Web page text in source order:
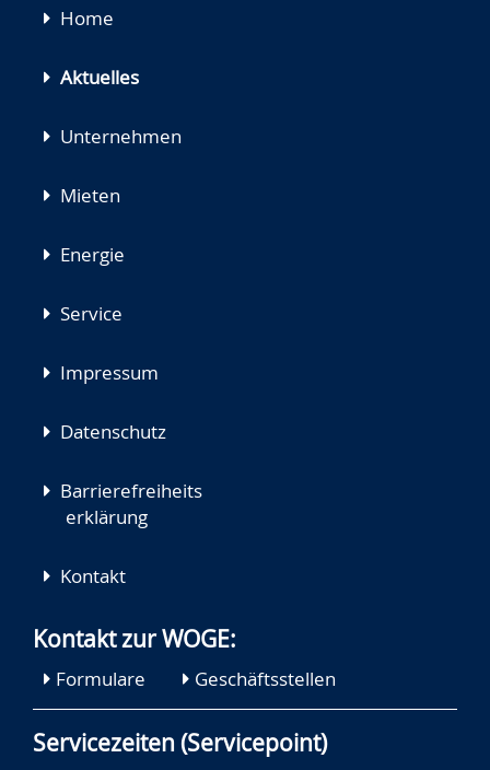
Navigation
Home
Aktuelles
Unternehmen
Mieten
Energie
Service
Impressum
Datenschutz
Barrierefreiheits
erklärung
Kontakt
Kontakt zur WOGE:
Formulare Geschäftsstellen
Servicezeiten (Servicepoint)